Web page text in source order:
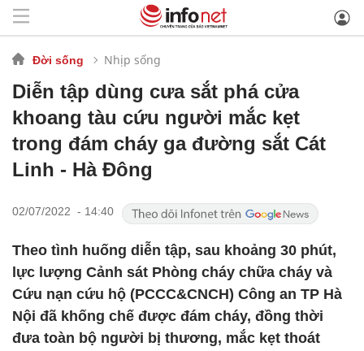
Đời sống Nhịp sống
Diễn tập dùng cưa sắt phá cửa
khoang tàu cứu người mắc kẹt
trong đám cháy ga đường sắt Cát
Linh - Hà Đông
02/07/2022 - 14:40
Theo tình huống diễn tập, sau khoảng 30 phút,
lực lượng Cảnh sát Phòng cháy chữa cháy và
Cứu nạn cứu hộ (PCCC&CNCH) Công an TP Hà
Nội đã khống chế được đám cháy, đồng thời
đưa toàn bộ người bị thương, mắc kẹt thoát